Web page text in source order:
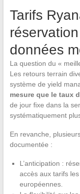
Tarifs
données
La question du «
Les retours terrain
système de yield
mesure que le taux
de jour fixe dans la
systématiquement
En revanche,
documentée :
L’anticipation :
accès aux tarifs
européennes.